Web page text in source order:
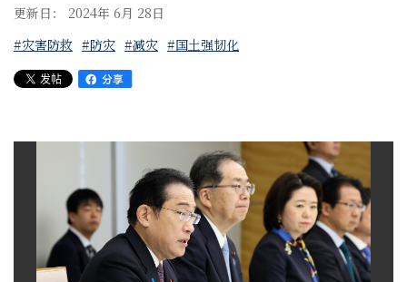
更新日： 2024年 6月 28日
#灾害防救 #防灾 #减灾 #国土强韧化